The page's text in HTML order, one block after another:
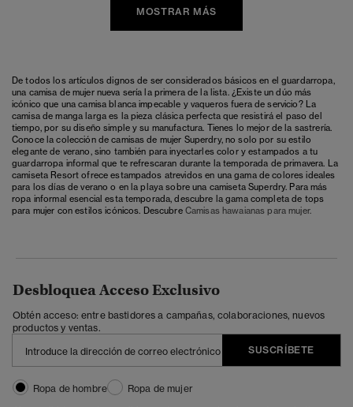
MOSTRAR MÁS
De todos los artículos dignos de ser considerados básicos en el guardarropa,
una camisa de mujer nueva sería la primera de la lista. ¿Existe un dúo más
icónico que una camisa blanca impecable y vaqueros fuera de servicio? La
camisa de manga larga es la pieza clásica perfecta que resistirá el paso del
tiempo, por su diseño simple y su manufactura. Tienes lo mejor de la sastrería.
Conoce la colección de camisas de mujer Superdry, no solo por su estilo
elegante de verano, sino también para inyectarles color y estampados a tu
guardarropa informal que te refrescaran durante la temporada de primavera. La
camiseta Resort ofrece estampados atrevidos en una gama de colores ideales
para los días de verano o en la playa sobre una camiseta Superdry. Para más
ropa informal esencial esta temporada, descubre la gama completa de tops
para mujer con estilos icónicos. Descubre Camisas hawaianas para mujer.
Desbloquea Acceso Exclusivo
Obtén acceso: entre bastidores a campañas, colaboraciones, nuevos
productos y ventas.
SUSCRÍBETE
Ropa de hombre
Ropa de mujer